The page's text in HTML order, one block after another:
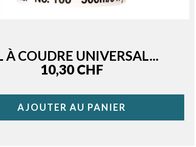
À COUDRE UNIVERSAL...
Price
10,30 CHF
AJOUTER AU PANIER